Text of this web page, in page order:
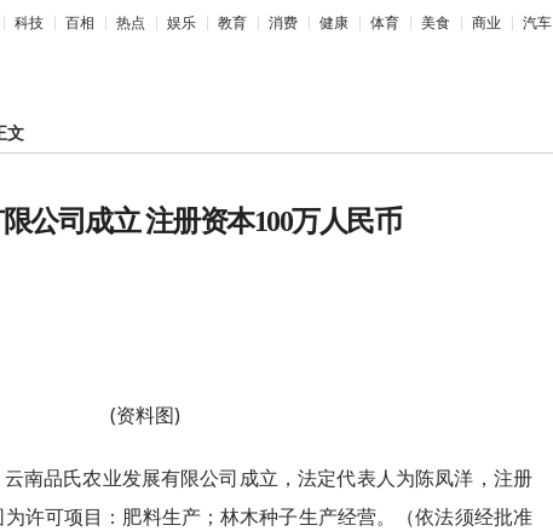
科技 百相 热点 娱乐 教育 消费 健康 体育 美食 商业 汽车
文
公司成立 注册资本100万人民币
(资料图)
南品氏农业发展有限公司成立，法定代表人为陈凤洋，注册
许可项目：肥料生产；林木种子生产经营。（依法须经批准